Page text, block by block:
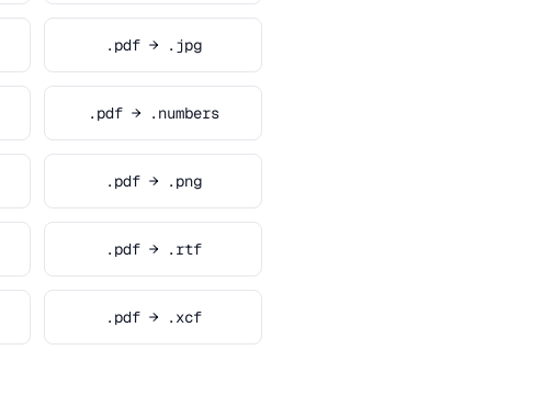
.pdf → .jpg
.pdf → .numbers
.pdf → .png
.pdf → .rtf
.pdf → .xcf